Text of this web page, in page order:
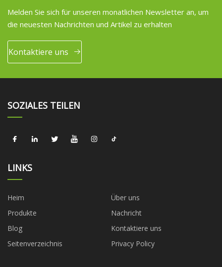
Melden Sie sich für unseren monatlichen Newsletter an, um
die neuesten Nachrichten und Artikel zu erhalten
Kontaktiere uns
SOZIALES TEILEN
LINKS
Heim
Über uns
Produkte
Nachricht
Blog
Kontaktiere uns
Seitenverzeichnis
Privacy Policy